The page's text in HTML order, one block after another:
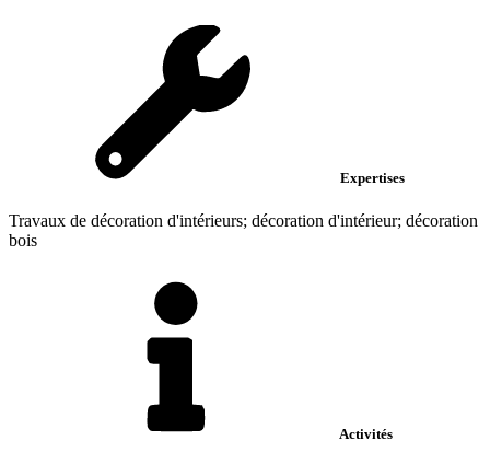
Expertises
Travaux de décoration d'intérieurs; décoration d'intérieur; décoration
bois
Activités